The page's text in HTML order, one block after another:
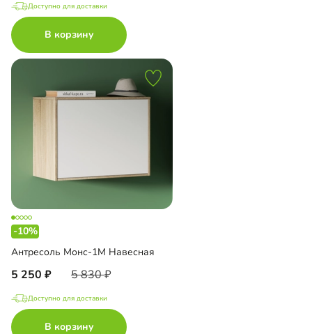
Доступно для доставки
В корзину
-10%
Антресоль Монс-1М Навесная
5 250 5 830
Доступно для доставки
В корзину